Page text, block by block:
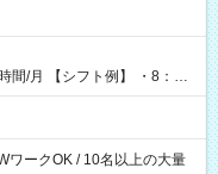
・8：00
ワークOK / 10名以上の大量